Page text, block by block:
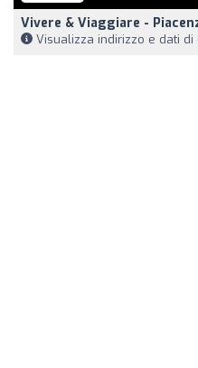
Vivere & Viaggiare -
Visualizza indirizzo e dati di